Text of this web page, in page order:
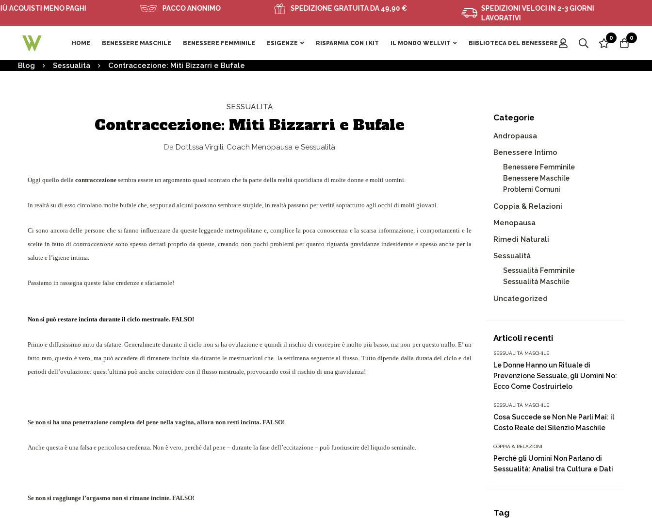
MENO PAGHI PACCO ANONIMO SPEDIZIONE GRATUITA DA 49,90 €
SPEDIZIONI VELOCI IN 2-3 GIORNI
LAVORATIVI
HOME BENESSERE MASCHILE BENESSERE FEMMINILE ESIGENZE RISPARMIA CON I KIT IL MONDO WELLVIT BIBLIOTECA DEL BENESSERE
0 0
Blog Sessualità Contraccezione: Miti Bizzarri e Bufale
SESSUALITÀ
Contraccezione: Miti Bizzarri e Bufale
Da Dott.ssa Virgili, Coach Menopausa e Sessualità
Oggi quello della contraccezione sembra essere un argomento quasi scontato che fa parte della realtà quotidiana di molte donne e molti uomini.
In realtà su di esso circolano molte bufale che, seppur ad alcuni possono sembrare stupide, in realtà passano per verità soprattutto agli occhi di molti giovani.
Ci sono ancora delle persone che si fanno influenzare da queste leggende metropolitane e, complice la poca conoscenza e la scarsa informazione, i comportamenti e le
scelte in fatto dicontraccezione sono spesso dettati proprio da queste, creando non pochi problemi per quanto riguarda gravidanze indesiderate e spesso anche per la
salute e l’igiene intima.
Passiamo in rassegna queste false credenze e sfatiamole!
Non si può restare incinta durante il ciclo mestruale. FALSO!
Primo e diffusissimo mito da sfatare. Generalmente durante il ciclo non si ha ovulazione e quindi il rischio di concepire è molto più basso, ma non per questo nullo. E’ un
fatto raro, questo è vero, ma può accadere di rimanere incinta sia durante le mestruazioni che la settimana seguente al flusso. Tutto dipende dalla durata del ciclo e dai
periodi dell’ovulazione: quest’ultima può anche coincidere con il flusso mestruale, provocando così il rischio di una gravidanza!
Se non si ha una penetrazione completa del pene nella vagina, allora non resti incinta. FALSO!
Anche questa è una falsa e pericolosa credenza. Non è vero, perché dal pene – durante la fase dell’eccitazione – può fuoriuscire del liquido seminale.
Se non si raggiunge l’orgasmo non si rimane incinte. FALSO!
Categorie
Andropausa
Benessere Intimo
Benessere Femminile
Benessere Maschile
Problemi Comuni
Coppia & Relazioni
Menopausa
Rimedi Naturali
Sessualità
Sessualità Femminile
Sessualità Maschile
Uncategorized
Articoli recenti
SESSUALITÀ MASCHILE
Le Donne Hanno un Rituale di
Prevenzione Sessuale, gli Uomini No:
Ecco Come Costruirtelo
SESSUALITÀ MASCHILE
Cosa Succede se Non Ne Parli Mai: il
Costo Reale del Silenzio Maschile
COPPIA & RELAZIONI
Perché gli Uomini Non Parlano di
Sessualità: Analisi tra Cultura e Dati
Tag